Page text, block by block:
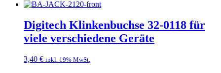
Digitech Klinkenbuchse 32-0118 für
viele verschiedene Geräte
3,40 € inkl. 19% MwSt.